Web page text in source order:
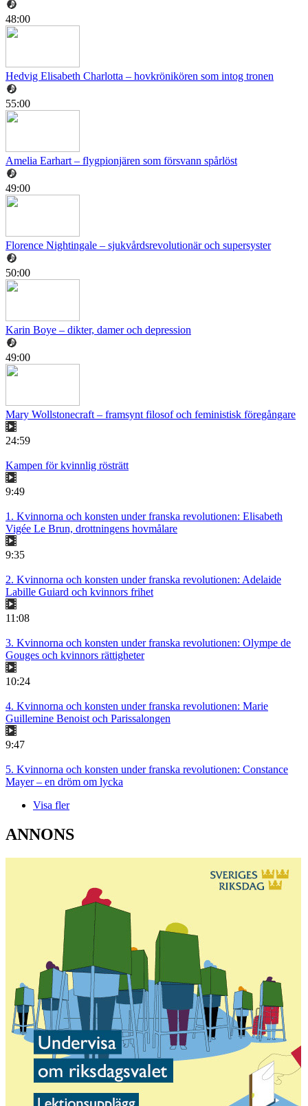
48:00
Hedvig Elisabeth Charlotta – hovkrönikören som intog tronen
55:00
Amelia Earhart – flygpionjären som försvann spårlöst
49:00
Florence Nightingale – sjukvårdsrevolutionär och supersyster
50:00
Karin Boye – dikter, damer och depression
49:00
Mary Wollstonecraft – framsynt filosof och feministisk föregångare
24:59
Kampen för kvinnlig rösträtt
9:49
1. Kvinnorna och konsten under franska revolutionen: Elisabeth
Vigée Le Brun, drottningens hovmålare
9:35
2. Kvinnorna och konsten under franska revolutionen: Adelaide
Labille Guiard och kvinnors frihet
11:08
3. Kvinnorna och konsten under franska revolutionen: Olympe de
Gouges och kvinnors rättigheter
10:24
4. Kvinnorna och konsten under franska revolutionen: Marie
Guillemine Benoist och Parissalongen
9:47
5. Kvinnorna och konsten under franska revolutionen: Constance
Mayer – en dröm om lycka
Visa fler
ANNONS